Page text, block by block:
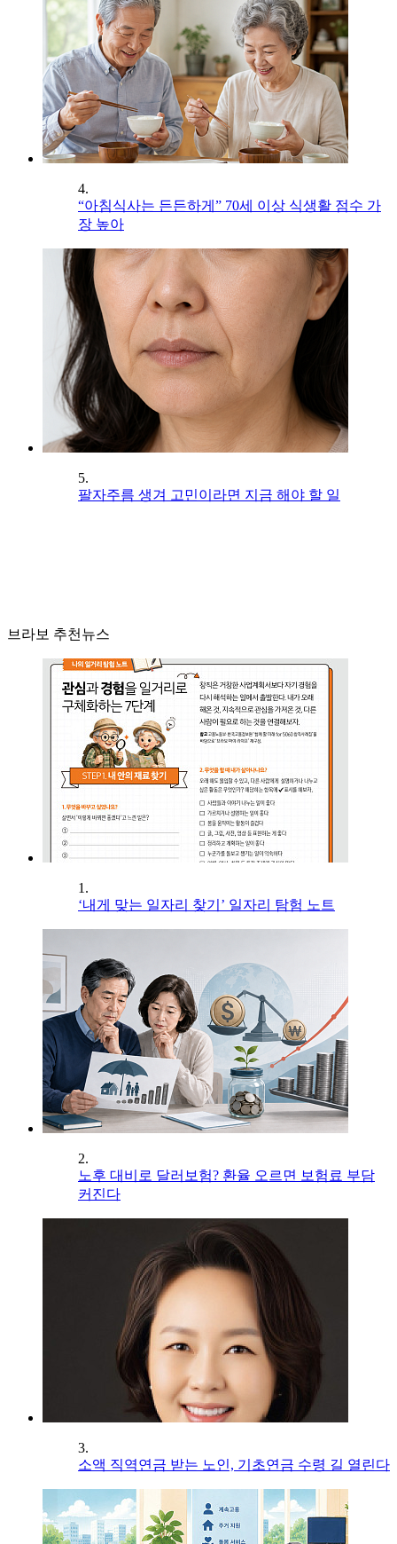
4.
“아침식사는 든든하게” 70세 이상 식생활 점수 가
장 높아
5.
팔자주름 생겨 고민이라면 지금 해야 할 일
브라보 추천뉴스
1.
‘내게 맞는 일자리 찾기’ 일자리 탐험 노트
2.
노후 대비로 달러보험? 환율 오르면 보험료 부담
커진다
3.
소액 직역연금 받는 노인, 기초연금 수령 길 열린다